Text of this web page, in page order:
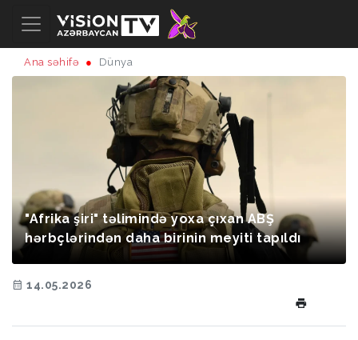
Ana səhifə Dünya
"Afrika şiri" təlimində yoxa çıxan ABŞ
hərbçlərindən daha birinin meyiti tapıldı
14.05.2026